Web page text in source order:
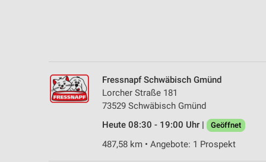
Fressnapf Schwäbisch Gmünd
Lorcher Straße 181
73529 Schwäbisch Gmünd
Heute 08:30 - 19:00 Uhr |
Geöffnet
487,58 km • Angebote: 1 Prospekt
Notwendig